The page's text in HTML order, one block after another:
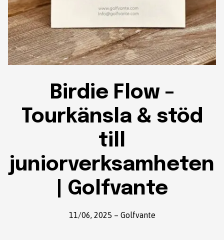
Birdie Flow –
Tourkänsla & stöd
till
juniorverksamheten
| Golfvante
11/06, 2025 – Golfvante